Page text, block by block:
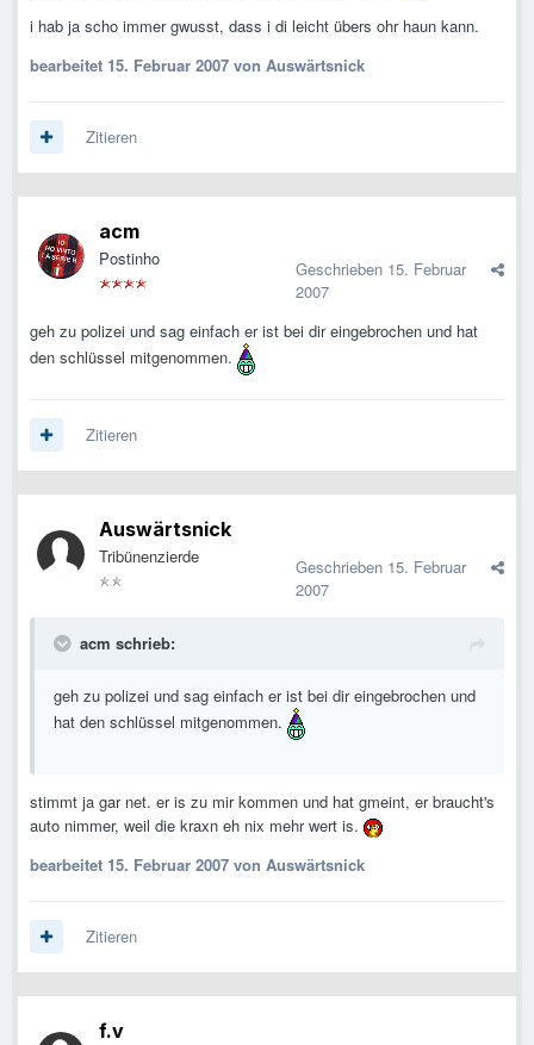
i hab ja scho immer gwusst, dass i di leicht übers ohr haun kann.
bearbeitet 15. Februar 2007 von Auswärtsnick
Zitieren
acm
Postinho Geschrieben 15. Februar
2007
geh zu polizei und sag einfach er ist bei dir eingebrochen und hat
den schlüssel mitgenommen.
Zitieren
Auswärtsnick
Tribünenzierde Geschrieben 15. Februar
2007
acm schrieb:
geh zu polizei und sag einfach er ist bei dir eingebrochen und
hat den schlüssel mitgenommen.
stimmt ja gar net. er is zu mir kommen und hat gmeint, er braucht's
auto nimmer, weil die kraxn eh nix mehr wert is.
bearbeitet 15. Februar 2007 von Auswärtsnick
Zitieren
f.v